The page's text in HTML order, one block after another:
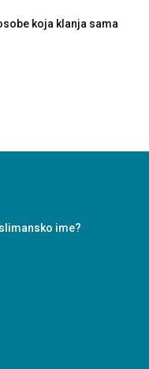
koja klanja sama
ime?